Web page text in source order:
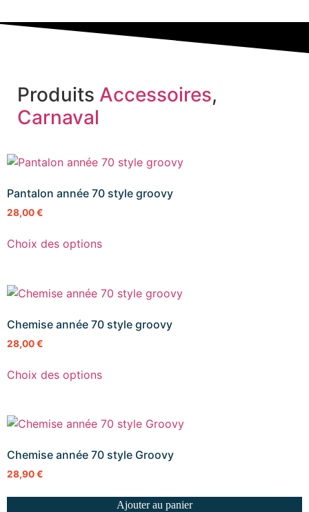
Produits Accessoires,
Carnaval
Pantalon année 70 style groovy
28,00€
Choix des options
Chemise année 70 style groovy
28,00€
Choix des options
Chemise année 70 style Groovy
28,90€
Ajouter au panier